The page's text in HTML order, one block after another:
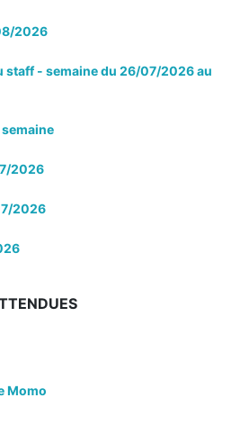
2026
staff - semaine du 26/07/2026 au
2026
2026
Momo